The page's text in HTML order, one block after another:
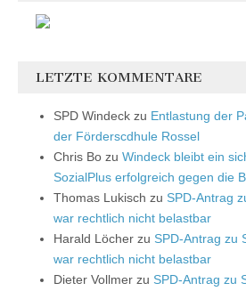
LETZTE KOMMENTARE
SPD Windeck zu Entlastung der
der Förderscdhule Rossel
Chris Bo zu Windeck bleibt ein
SozialPlus erfolgreich gegen die
Thomas Lukisch zu SPD-Antrag
war rechtlich nicht belastbar
Harald Löcher zu SPD-Antrag zu
war rechtlich nicht belastbar
Dieter Vollmer zu SPD-Antrag zu